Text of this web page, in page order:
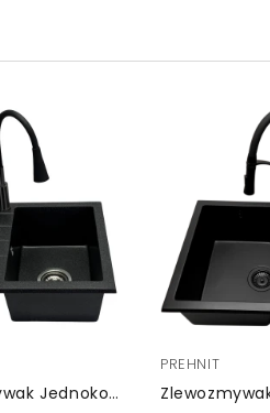
Zlewozmywak Jednokomorowy Z Ociekaczem CAMPUS Grafit Z Lewym Ociekaczem + Bateria Flex Dwustrumieniowa
PREHNIT